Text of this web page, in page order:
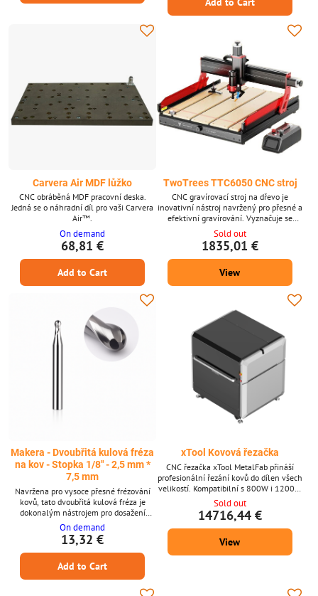
efektivní řešení pro kutily i profesionály.
Klíčové vlastnosti * Navrženo speciálně
Carvera Air MDF lůžko
CNC obráběná MDF pracovní deska.
Jedná se o náhradní díl pro vaši Carvera
Air™.
On demand
68,81 €
Add to Cart
TwoTrees TTC6050 CNC stroj
CNC gravírovací stroj na dřevo je
inovativní nástroj navržený pro přesné a
efektivní gravírování. Vyznačuje se
vysoce přesnými kuličkovými šrouby,
lineárními vedeními a robustním
hliníkovým rámem. Kompatibilní s
různými materiály, jako je překližka,
MDF, akryl a kovy, je tento stroj ideální
pro kreativní, vzdělávací a průmyslové
aplikace. Vybaven velkou gravírovací
Sold out
1835,01 €
View
Makera - Dvoubřitá kulová fréza
na kov - Stopka 1/8″ - 2,5 mm *
7,5 mm
Navržena pro vysoce přesné frézování
kovů, tato dvoubřitá kulová fréza je
dokonalým nástrojem pro dosažení
hladkých, zakřivených povrchů a
detailních kontur. Díky své 1/8 palcové
stopce je plně kompatibilní s Makera
Carvera a podobnými CNC stroji, přičemž
poskytuje čisté výsledky při obrábění
hliníku, mosazi a jiných kovů. Nezbytný
nástroj pro detailní 3D profilování a
On demand
13,32 €
Add to Cart
xTool Kovová řezačka
CNC řezačka xTool MetalFab přináší
profesionální řezání kovů do dílen všech
velikostí. Kompatibilní s 800W i 1200W
vláknovými laserovými moduly xTool,
zajišťuje vysokorychlostní, čisté řezání
napříč širokou škálou tlouštěk kovů. Ať už
vytváříte prototypy, zakázkový dekor
nebo průmyslové díly, tento modul
zaručuje bezchybný, opakovatelný výkon
Sold out
14716,44 €
View